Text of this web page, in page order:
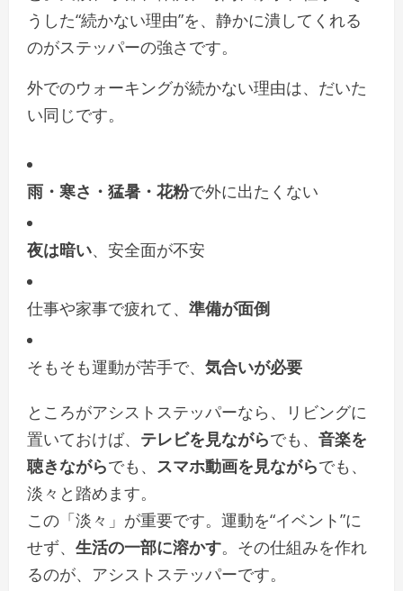
うした“続かない理由”を、静かに潰してくれる
のがステッパーの強さです。
外でのウォーキングが続かない理由は、だいた
い同じです。
雨・寒さ・猛暑・花粉で外に出たくない
夜は暗い、安全面が不安
仕事や家事で疲れて、 準備が面倒
そもそも運動が苦手で、 気合いが必要
ところがアシストステッパーなら、リビングに
置いておけば、 テレビを見ながらでも、 音楽を
聴きながらでも、 スマホ動画を見ながらでも、
淡々と踏めます。
この「淡々」が重要です。運動を“イベント”に
せず、 生活の一部に溶かす。その仕組みを作れ
るのが、アシストステッパーです。